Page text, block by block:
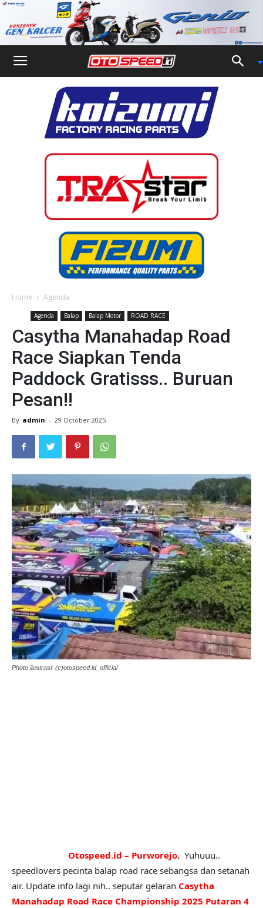
Home Agenda
Agenda Balap Balap Motor ROAD RACE
Casytha Manahadap Road
Race Siapkan Tenda
Paddock Gratisss.. Buruan
Pesan!!
By admin - 29 October 2025
Photo ilustrasi: (c)otospeed.id_official
Otospeed.id – Purworejo. Yuhuuu..
speedlovers pecinta balap road race sebangsa dan setanah
air. Update info lagi nih.. seputar gelaran Casytha
Manahadap Road Race Championship 2025 Putaran 4